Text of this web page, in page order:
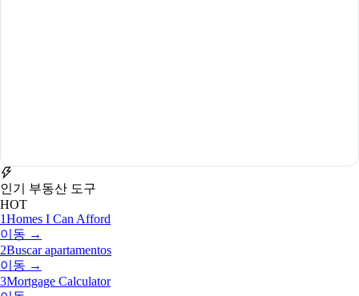
인기 부동산 도구
HOT
1Homes I Can Afford
이동 →
2Buscar apartamentos
이동 →
3Mortgage Calculator